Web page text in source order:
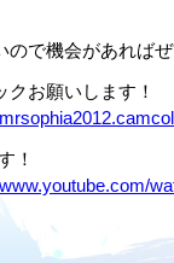
ので機会があれば
クお願いします！
！